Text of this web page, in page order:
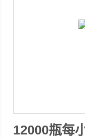
12000瓶每